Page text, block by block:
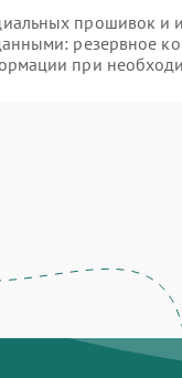
прошивок и
резервное
при